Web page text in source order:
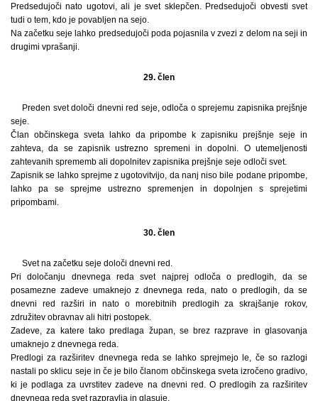
Predsedujoči nato ugotovi, ali je svet sklepčen. Predsedujoči obvesti svet
tudi o tem, kdo je povabljen na sejo.
Na začetku seje lahko predsedujoči poda pojasnila v zvezi z delom na seji in
drugimi vprašanji.
29. člen
Preden svet določi dnevni red seje, odloča o sprejemu zapisnika prejšnje
seje.
Član občinskega sveta lahko da pripombe k zapisniku prejšnje seje in
zahteva, da se zapisnik ustrezno spremeni in dopolni. O utemeljenosti
zahtevanih sprememb ali dopolnitev zapisnika prejšnje seje odloči svet.
Zapisnik se lahko sprejme z ugotovitvijo, da nanj niso bile podane pripombe,
lahko pa se sprejme ustrezno spremenjen in dopolnjen s sprejetimi
pripombami.
30. člen
Svet na začetku seje določi dnevni red.
Pri določanju dnevnega reda svet najprej odloča o predlogih, da se
posamezne zadeve umaknejo z dnevnega reda, nato o predlogih, da se
dnevni red razširi in nato o morebitnih predlogih za skrajšanje rokov,
združitev obravnav ali hitri postopek.
Zadeve, za katere tako predlaga župan, se brez razprave in glasovanja
umaknejo z dnevnega reda.
Predlogi za razširitev dnevnega reda se lahko sprejmejo le, če so razlogi
nastali po sklicu seje in če je bilo članom občinskega sveta izročeno gradivo,
ki je podlaga za uvrstitev zadeve na dnevni red. O predlogih za razširitev
dnevnega reda svet razpravlja in glasuje.